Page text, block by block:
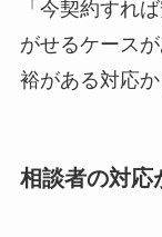
「今契約すれ
がせるケース
裕がある対応か
相談者の対応